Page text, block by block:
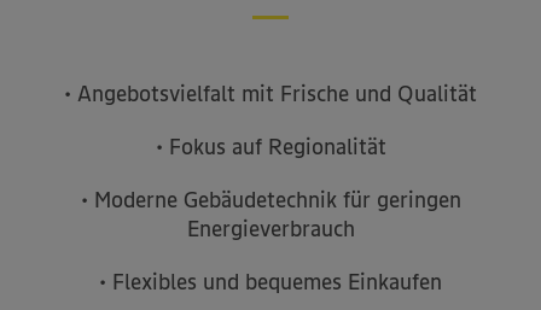
• Angebotsvielfalt mit Frische und Qualität
• Fokus auf Regionalität
• Moderne Gebäudetechnik für geringen
Energieverbrauch
• Flexibles und bequemes Einkaufen